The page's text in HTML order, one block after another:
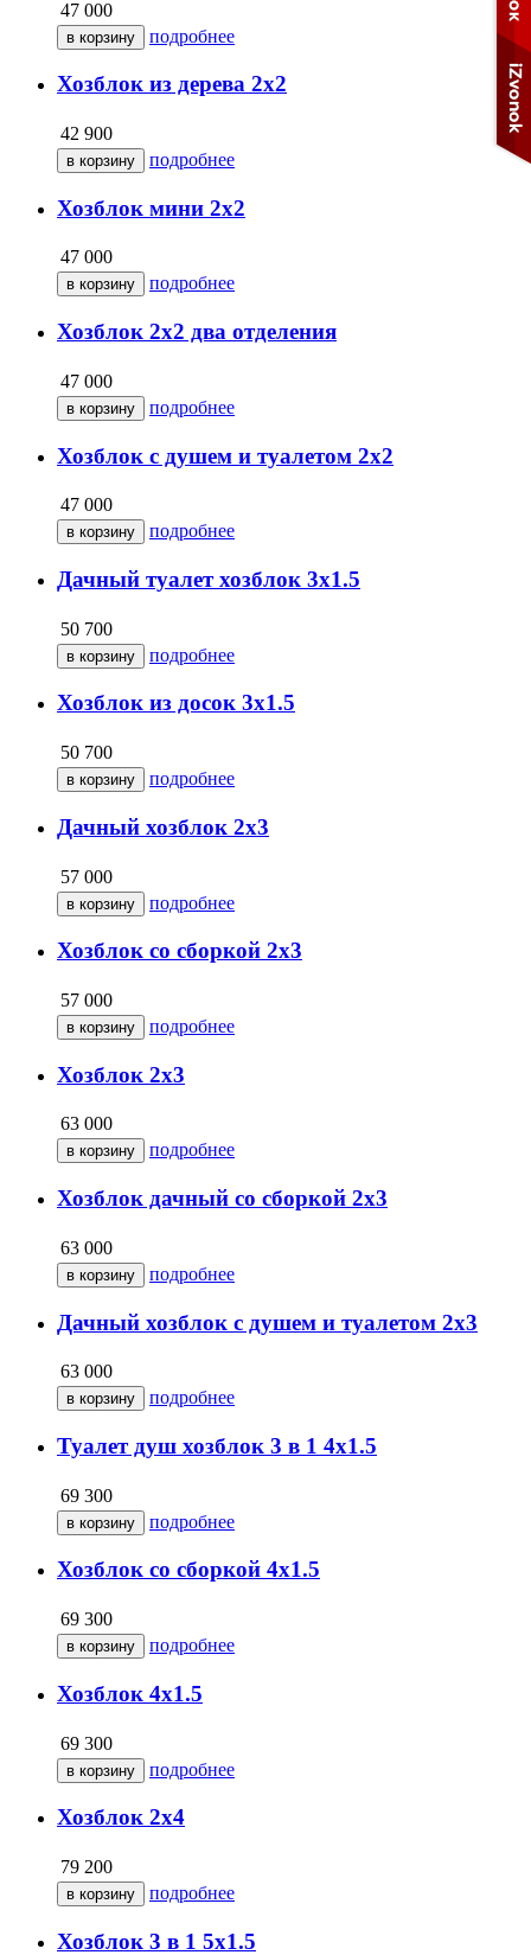
47 000
подробнее
Хозблок из дерева 2х2
42 900
подробнее
Хозблок мини 2х2
47 000
подробнее
Хозблок 2х2 два отделения
47 000
подробнее
Хозблок с душем и туалетом 2х2
47 000
подробнее
Дачный туалет хозблок 3х1.5
50 700
подробнее
Хозблок из досок 3х1.5
50 700
подробнее
Дачный хозблок 2х3
57 000
подробнее
Хозблок со сборкой 2х3
57 000
подробнее
Хозблок 2х3
63 000
подробнее
Хозблок дачный со сборкой 2х3
63 000
подробнее
Дачный хозблок с душем и туалетом 2х3
63 000
подробнее
Туалет душ хозблок 3 в 1 4х1.5
69 300
подробнее
Хозблок со сборкой 4х1.5
69 300
подробнее
Хозблок 4х1.5
69 300
подробнее
Хозблок 2х4
79 200
подробнее
Хозблок 3 в 1 5х1.5